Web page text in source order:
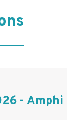
- Amphi